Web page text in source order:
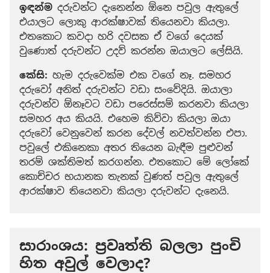
ඉඳන්ම දරුවන්ට දැනෙන්න ඕනෙ පවුල ඇතුලේ
එයාලට ලොකු ආරක්ෂාවක් තියෙනවා කියලා.
එතකොට කවදා හරි දවසක ඒ වගේ දෙයක්
වුණොත් දරුවන්ට උදව් කරන්න ඔයාලට ලේසියි.
කේසි: හැම දරුවෙක්ම එක වගේ නෑ. සමහර
දරුවෝ අනිත් දරුවන්ට වඩා සංවේදියි. ඔයාලා
දරුවන්ව ඕනෑවට වඩා පරෙස්සම් කරනවා කියලා
සමහර අය කියයි. එහෙම කිව්වා කියලා ඔයා
දරුවෝ වෙනුවෙන් කරන දේවල් නවත්වන්න එපා.
පවුලේ එකිනෙකා අතර තියෙන බැඳීම පුළුවන්
තරම් ශක්තිමත් කරගන්න. එතකොට මේ ලෝකේ
කොච්චර භයානක තැනක් වුණත් පවුල ඇතුලේ
ආරක්ෂාව තියෙනවා කියලා දරුවන්ට දැනෙයි.
සාරාංශය: ප්‍රවෘත්ති බලලා පුංචි
හිත අවුල් වෙලාද?